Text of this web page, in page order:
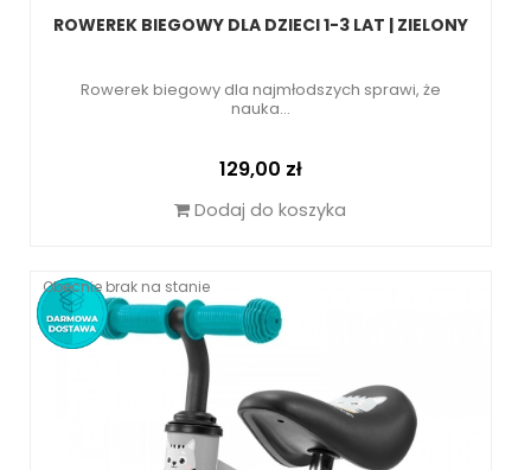
ROWEREK BIEGOWY DLA DZIECI 1-3 LAT | ZIELONY
Rowerek biegowy dla najmłodszych sprawi, że
nauka...
Cena
129,00 zł
Dodaj do koszyka
Obecnie brak na stanie